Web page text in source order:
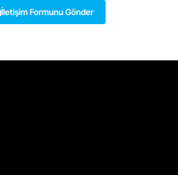
İletişim Formunu Gönder